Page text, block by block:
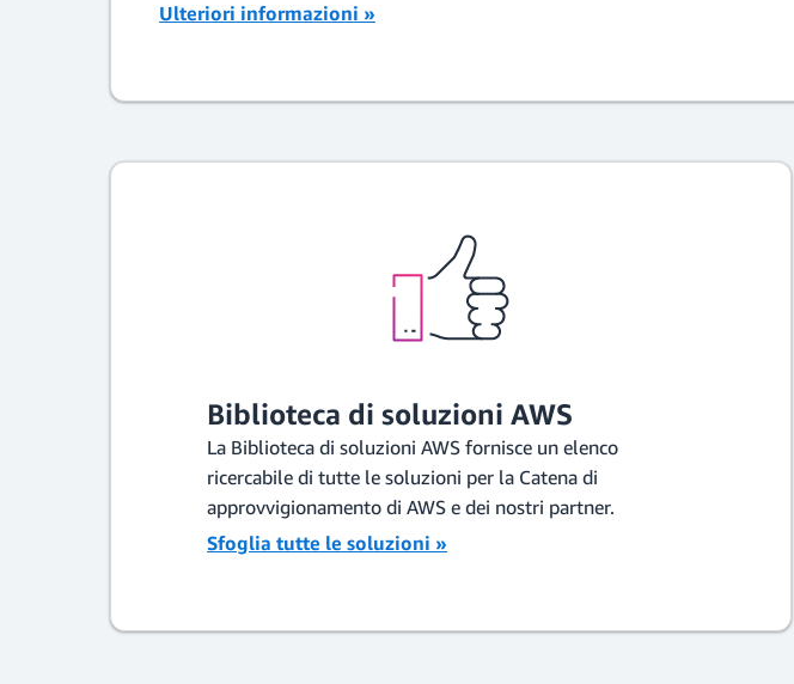
Ulteriori informazioni »
Biblioteca di soluzioni AWS
La Biblioteca di soluzioni AWS fornisce un elenco
ricercabile di tutte le soluzioni per la Catena di
approvvigionamento di AWS e dei nostri partner.
Sfoglia tutte le soluzioni »